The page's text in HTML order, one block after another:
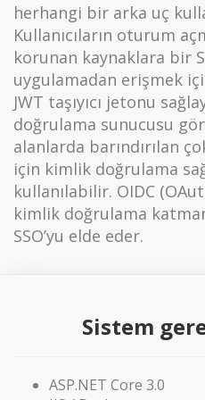
herhangi bir arka uç
Kullanıcıların oturum
korunan kaynaklara bir
uygulamadan erişmek
JWT taşıyıcı jetonu
doğrulama sunucusu
alanlarda barındırılan
için kimlik doğrulama
kullanılabilir. OIDC
kimlik doğrulama
SSO’yu elde eder.
Sistem
ASP.NET Core 3.0